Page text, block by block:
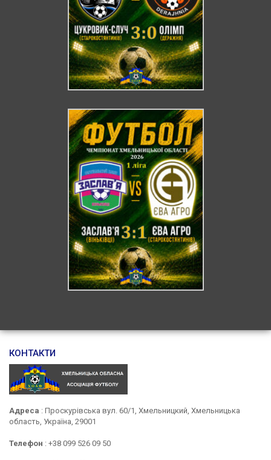
КОНТАКТИ
Адреса : Проскурівська вул. 60/1, Хмельницкий, Хмельницька
область, Україна, 29001
Телефон : +38 099 526 09 50